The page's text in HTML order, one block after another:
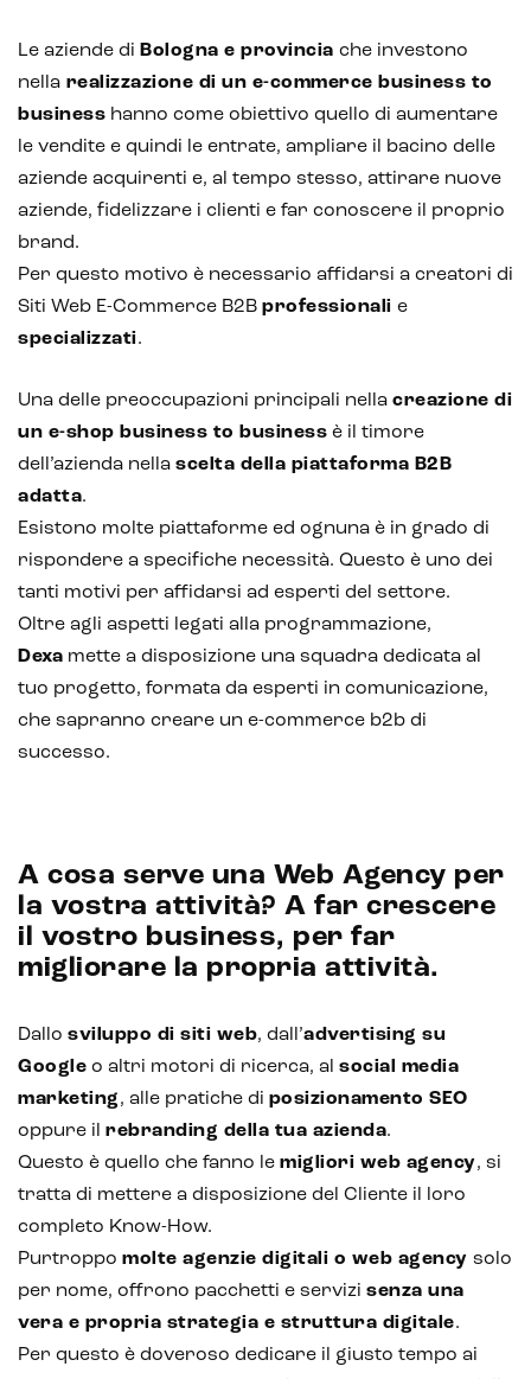
Intelligenza Artificiale e AR VR -
Metaverso
IoT (Internet of Things)
Blockchain
Intelligenza artificiale
Realtà Aumentata
Realtà Virtuale
Metaverso
Le aziende di Bologna e provincia che investono
nella realizzazione di un e-commerce business to
business hanno come obiettivo quello di aumentare
le vendite e quindi le entrate, ampliare il bacino delle
aziende acquirenti e, al tempo stesso, attirare nuove
aziende, fidelizzare i clienti e far conoscere il proprio
brand.
Per questo motivo è necessario affidarsi a creatori di
Siti Web E-Commerce B2B professionali e
specializzati.
Una delle preoccupazioni principali nella creazione di
un e-shop business to business è il timore
dell’azienda nella scelta della piattaforma B2B
adatta.
Esistono molte piattaforme ed ognuna è in grado di
rispondere a specifiche necessità. Questo è uno dei
tanti motivi per affidarsi ad esperti del settore.
Oltre agli aspetti legati alla programmazione,
Dexa mette a disposizione una squadra dedicata al
tuo progetto, formata da esperti in comunicazione,
che sapranno creare un e-commerce b2b di
successo.
A cosa serve una Web Agency per
la vostra attività? A far crescere
il vostro business, per far
migliorare la propria attività.
Dallo sviluppo di siti web, dall’advertising su
Google o altri motori di ricerca, al social media
marketing, alle pratiche di posizionamento SEO
oppure il rebranding della tua azienda.
Questo è quello che fanno le migliori web agency, si
tratta di mettere a disposizione del Cliente il loro
completo Know-How.
Purtroppo molte agenzie digitali o web agency solo
per nome, offrono pacchetti e servizi senza una
vera e propria strategia e struttura digitale.
Per questo è doveroso dedicare il giusto tempo ai